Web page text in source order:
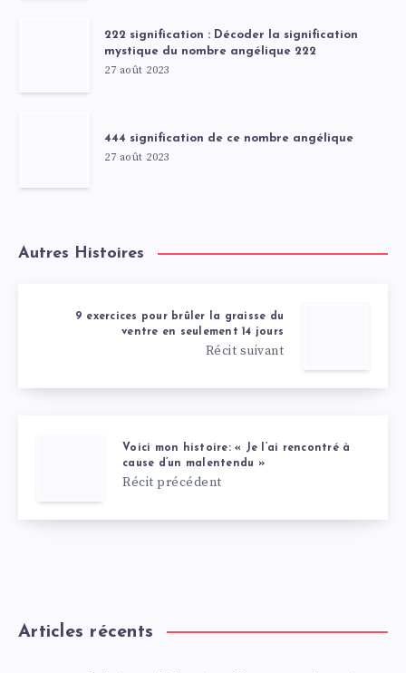
222 signification : Décoder la signification
mystique du nombre angélique 222
27 août 2023
444 signification de ce nombre angélique
27 août 2023
Autres Histoires
9 exercices pour brûler la graisse du
ventre en seulement 14 jours
Récit suivant
Voici mon histoire: « Je l’ai rencontré à
cause d’un malentendu »
Récit précédent
Articles récents